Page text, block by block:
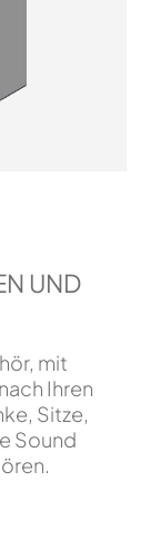
UND
mit
Ihren
Sitze,
Sound